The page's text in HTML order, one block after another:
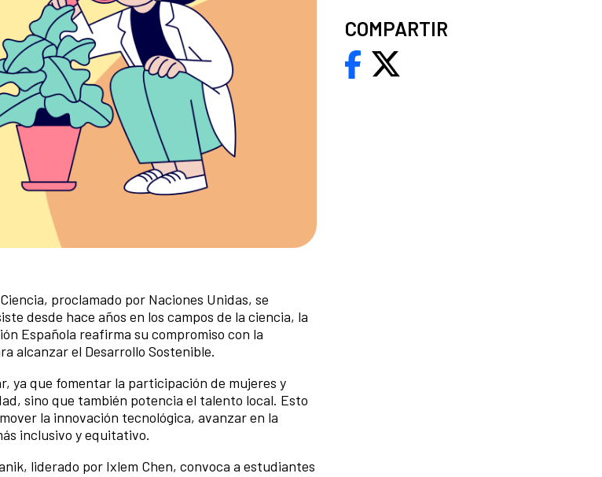
proclamado por Naciones Unidas, se
desde hace años en los campos de la ciencia, la
Española reafirma su compromiso con la
alcanzar el Desarrollo Sostenible.
ya que fomentar la participación de mujeres y
sino que también potencia el talento local. Esto
la innovación tecnológica, avanzar en la
inclusivo y equitativo.
liderado por Ixlem Chen, convoca a estudiantes
COMPARTIR